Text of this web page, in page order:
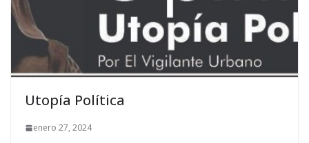
Utopía Política
enero 27, 2024